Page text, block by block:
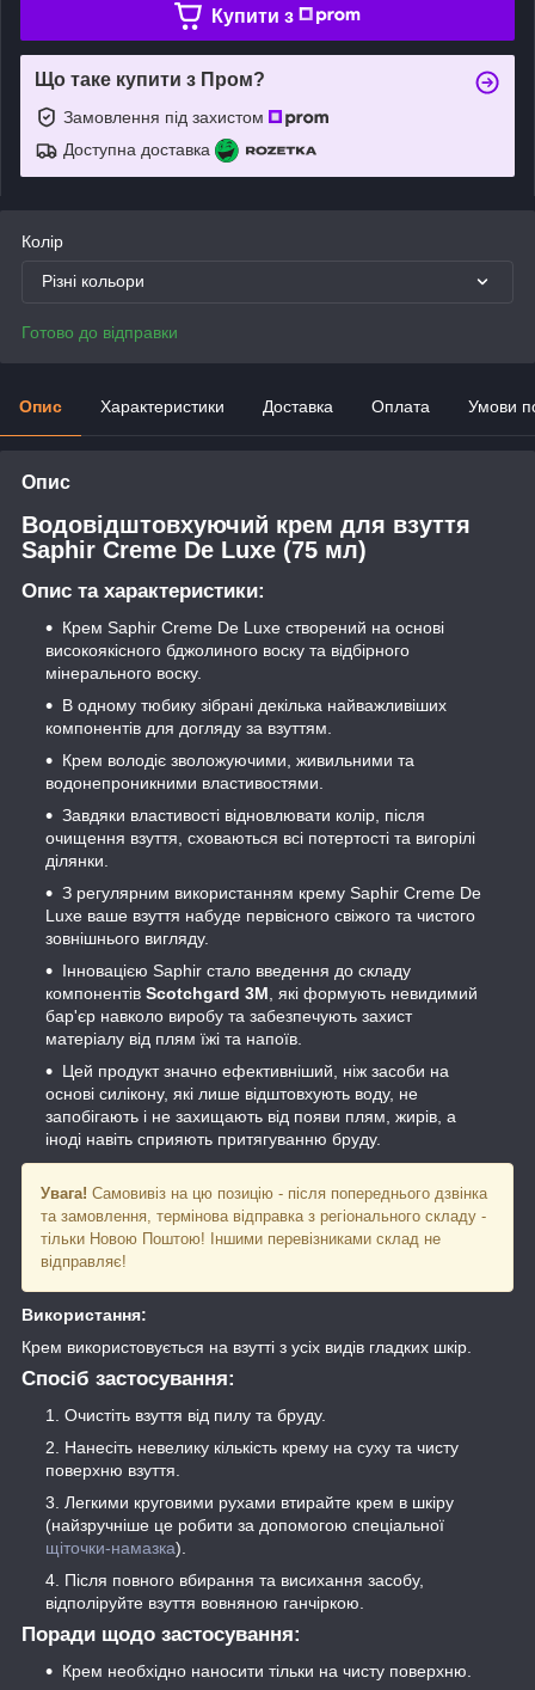
Купити з
Що таке купити з Пром?
Замовлення під захистом
Доступна доставка
Колір
Різні кольори
Готово до відправки
Опис Характеристики Доставка Оплата Умови
Опис
Водовідштовхуючий крем для взуття
Saphir Creme De Luxe (75 мл)
Опис та характеристики:
Крем Saphir Creme De Luxe створений на основі
високоякісного бджолиного воску та відбірного
мінерального воску.
В одному тюбику зібрані декілька найважливіших
компонентів для догляду за взуттям.
Крем володіє зволожуючими, живильними та
водонепроникними властивостями.
Завдяки властивості відновлювати колір, після
очищення взуття, сховаються всі потертості та вигорілі
ділянки.
З регулярним використанням крему Saphir Creme De
Luxe ваше взуття набуде первісного свіжого та чистого
зовнішнього вигляду.
Інновацією Saphir стало введення до складу
компонентів Scotchgard 3M, які формують невидимий
бар'єр навколо виробу та забезпечують захист
матеріалу від плям їжі та напоїв.
Цей продукт значно ефективніший, ніж засоби на
основі силікону, які лише відштовхують воду, не
запобігають і не захищають від появи плям, жирів, а
іноді навіть сприяють притягуванню бруду.
Увага! Самовивіз на цю позицію - після попереднього дзвінка
та замовлення, термінова відправка з регіонального складу -
тільки Новою Поштою! Іншими перевізниками склад не
відправляє!
Використання:
Крем використовується на взутті з усіх видів гладких шкір.
Спосіб застосування:
Очистіть взуття від пилу та бруду.
Нанесіть невелику кількість крему на суху та чисту
поверхню взуття.
Легкими круговими рухами втирайте крем в шкіру
(найзручніше це робити за допомогою спеціальної
щіточки-намазка).
Після повного вбирання та висихання засобу,
відполіруйте взуття вовняною ганчіркою.
Поради щодо застосування:
Крем необхідно наносити тільки на чисту поверхню.